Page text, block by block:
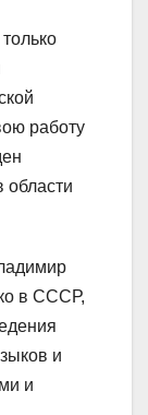
работу
в СССР,
и
и